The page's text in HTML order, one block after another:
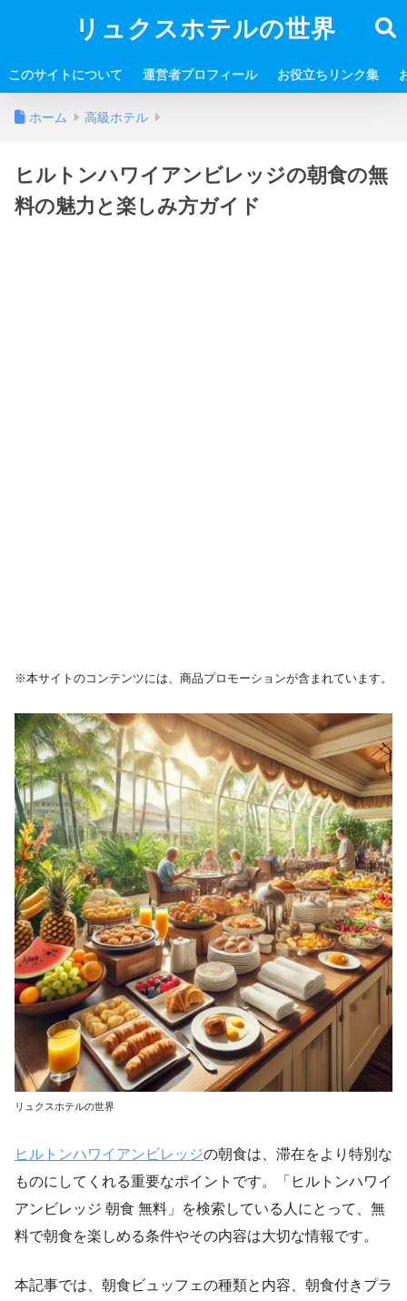
リュクスホテルの世界
このサイトについて 運営者プロフィール お役立ちリンク集
ホーム 高級ホテル
ヒルトンハワイアンビレッジの朝食の無
料の魅力と楽しみ方ガイド
※本サイトのコンテンツには、商品プロモーションが含まれています。
リュクスホテルの世界
ヒルトンハワイアンビレッジの朝食は、滞在をより特別な
ものにしてくれる重要なポイントです。「ヒルトンハワイ
アンビレッジ 朝食 無料」を検索している人にとって、無
料で朝食を楽しめる条件やその内容は大切な情報です。
本記事では、朝食ビュッフェの種類と内容、朝食付きプラ